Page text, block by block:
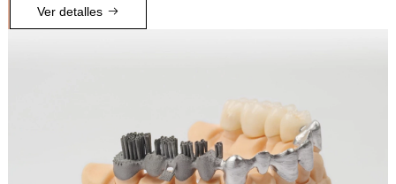
La evolución de las dentaduras
unanueva era en la restauración